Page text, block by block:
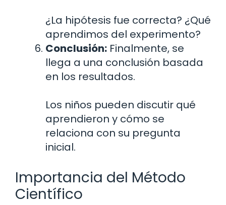
¿La hipótesis fue correcta? ¿Qué
aprendimos del experimento?
Conclusión: Finalmente, se
llega a una conclusión basada
en los resultados.
Los niños pueden discutir qué
aprendieron y cómo se
relaciona con su pregunta
inicial.
Importancia del Método
Científico